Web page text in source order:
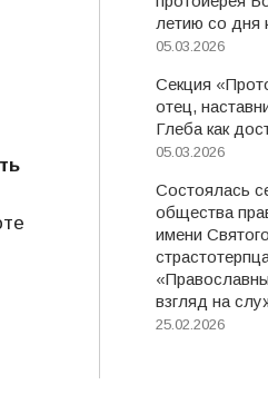
летию со дня
05.03.2026
Секция
отец,
Глеба как
05.03.2026
Состоялась
общества
имени
взгляд на
25.02.2026